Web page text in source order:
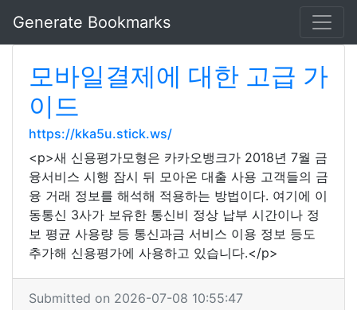
Generate Bookmarks
모바일결제에 대한 고급 가
이드
https://kka5u.stick.ws/
<p>새 신용평가모형은 카카오뱅크가 2018년 7월 금
융서비스 시행 잠시 뒤 모아온 대출 사용 고객들의 금
융 거래 정보를 해석해 적용하는 방법이다. 여기에 이
동통신 3사가 보유한 통신비 정상 납부 시간이나 정
보 평균 사용량 등 통신과금 서비스 이용 정보 등도
추가해 신용평가에 사용하고 있습니다.</p>
Submitted on 2026-07-08 10:55:47